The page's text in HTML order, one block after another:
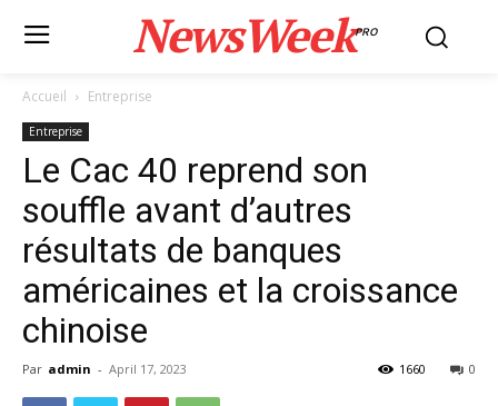
NewsWeekPRO
Accueil Entreprise
Entreprise
Le Cac 40 reprend son
souffle avant d’autres
résultats de banques
américaines et la croissance
chinoise
Par admin - April 17, 2023 0
1660